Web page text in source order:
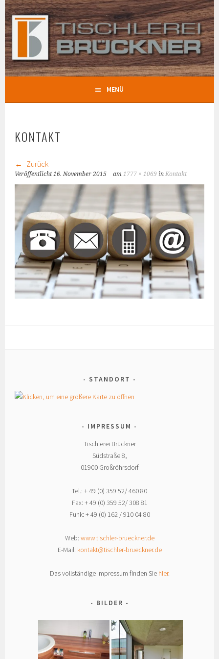
Springe
zum
Inhalt
TISCHLEREI BRÜCKNER
MENÜ
KONTAKT
Zurück
Veröffentlicht16. November 2015 am1777 × 1069 inKontakt
STANDORT
IMPRESSUM
Tischlerei Brückner
Südstraße 8,
01900 Großröhrsdorf
Tel.: + 49 (0) 359 52/ 460 80
Fax: + 49 (0) 359 52/ 308 81
Funk: + 49 (0) 162 / 910 04 80
Web: www.tischler-brueckner.de
E-Mail: kontakt@tischler-brueckner.de
Das vollständige Impressum finden Sie hier.
BILDER